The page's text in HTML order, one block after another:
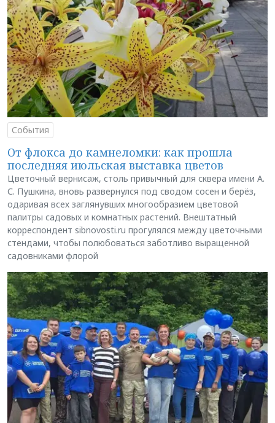
События
От флокса до камнеломки: как прошла
последняя июльская выставка цветов
Цветочный вернисаж, столь привычный для сквера имени А.
С. Пушкина, вновь развернулся под сводом сосен и берёз,
одаривая всех заглянувших многообразием цветовой
палитры садовых и комнатных растений. Внештатный
корреспондент sibnovosti.ru прогулялся между цветочными
стендами, чтобы полюбоваться заботливо выращенной
садовниками флорой